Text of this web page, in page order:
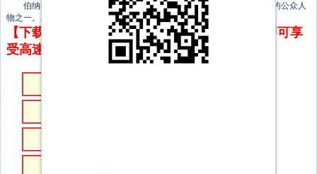
伯纳德·塔皮，一个野心勃勃的工人阶级男人，成为了法国最具争议的公众人
物之一。本剧是关于他的传记历史片
【下载地址】本站专属下载器：点击下方链接 即可享
受高速下载和在线播放 专治迅雷无法下载